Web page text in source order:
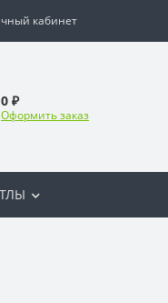
кабинет
0 ₽
Оформить заказ